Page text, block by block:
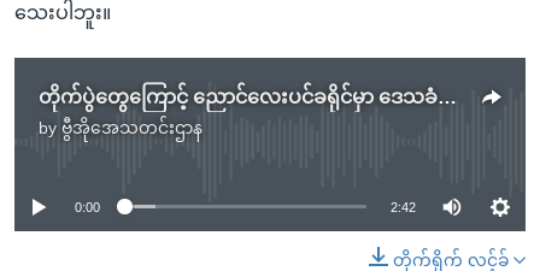
သေးပါဘူး။
တိုက်ပွဲတွေကြောင့် ညောင်လေးပင်ခရိုင်မှာ ဒေသခံတွေ တိမ်းရှောင်နေရ
by ဗွီအိုအေသတင်းဌာန
No media source currently available
0:00 2:42
တိုက်ရိုက် လင့်ခ်